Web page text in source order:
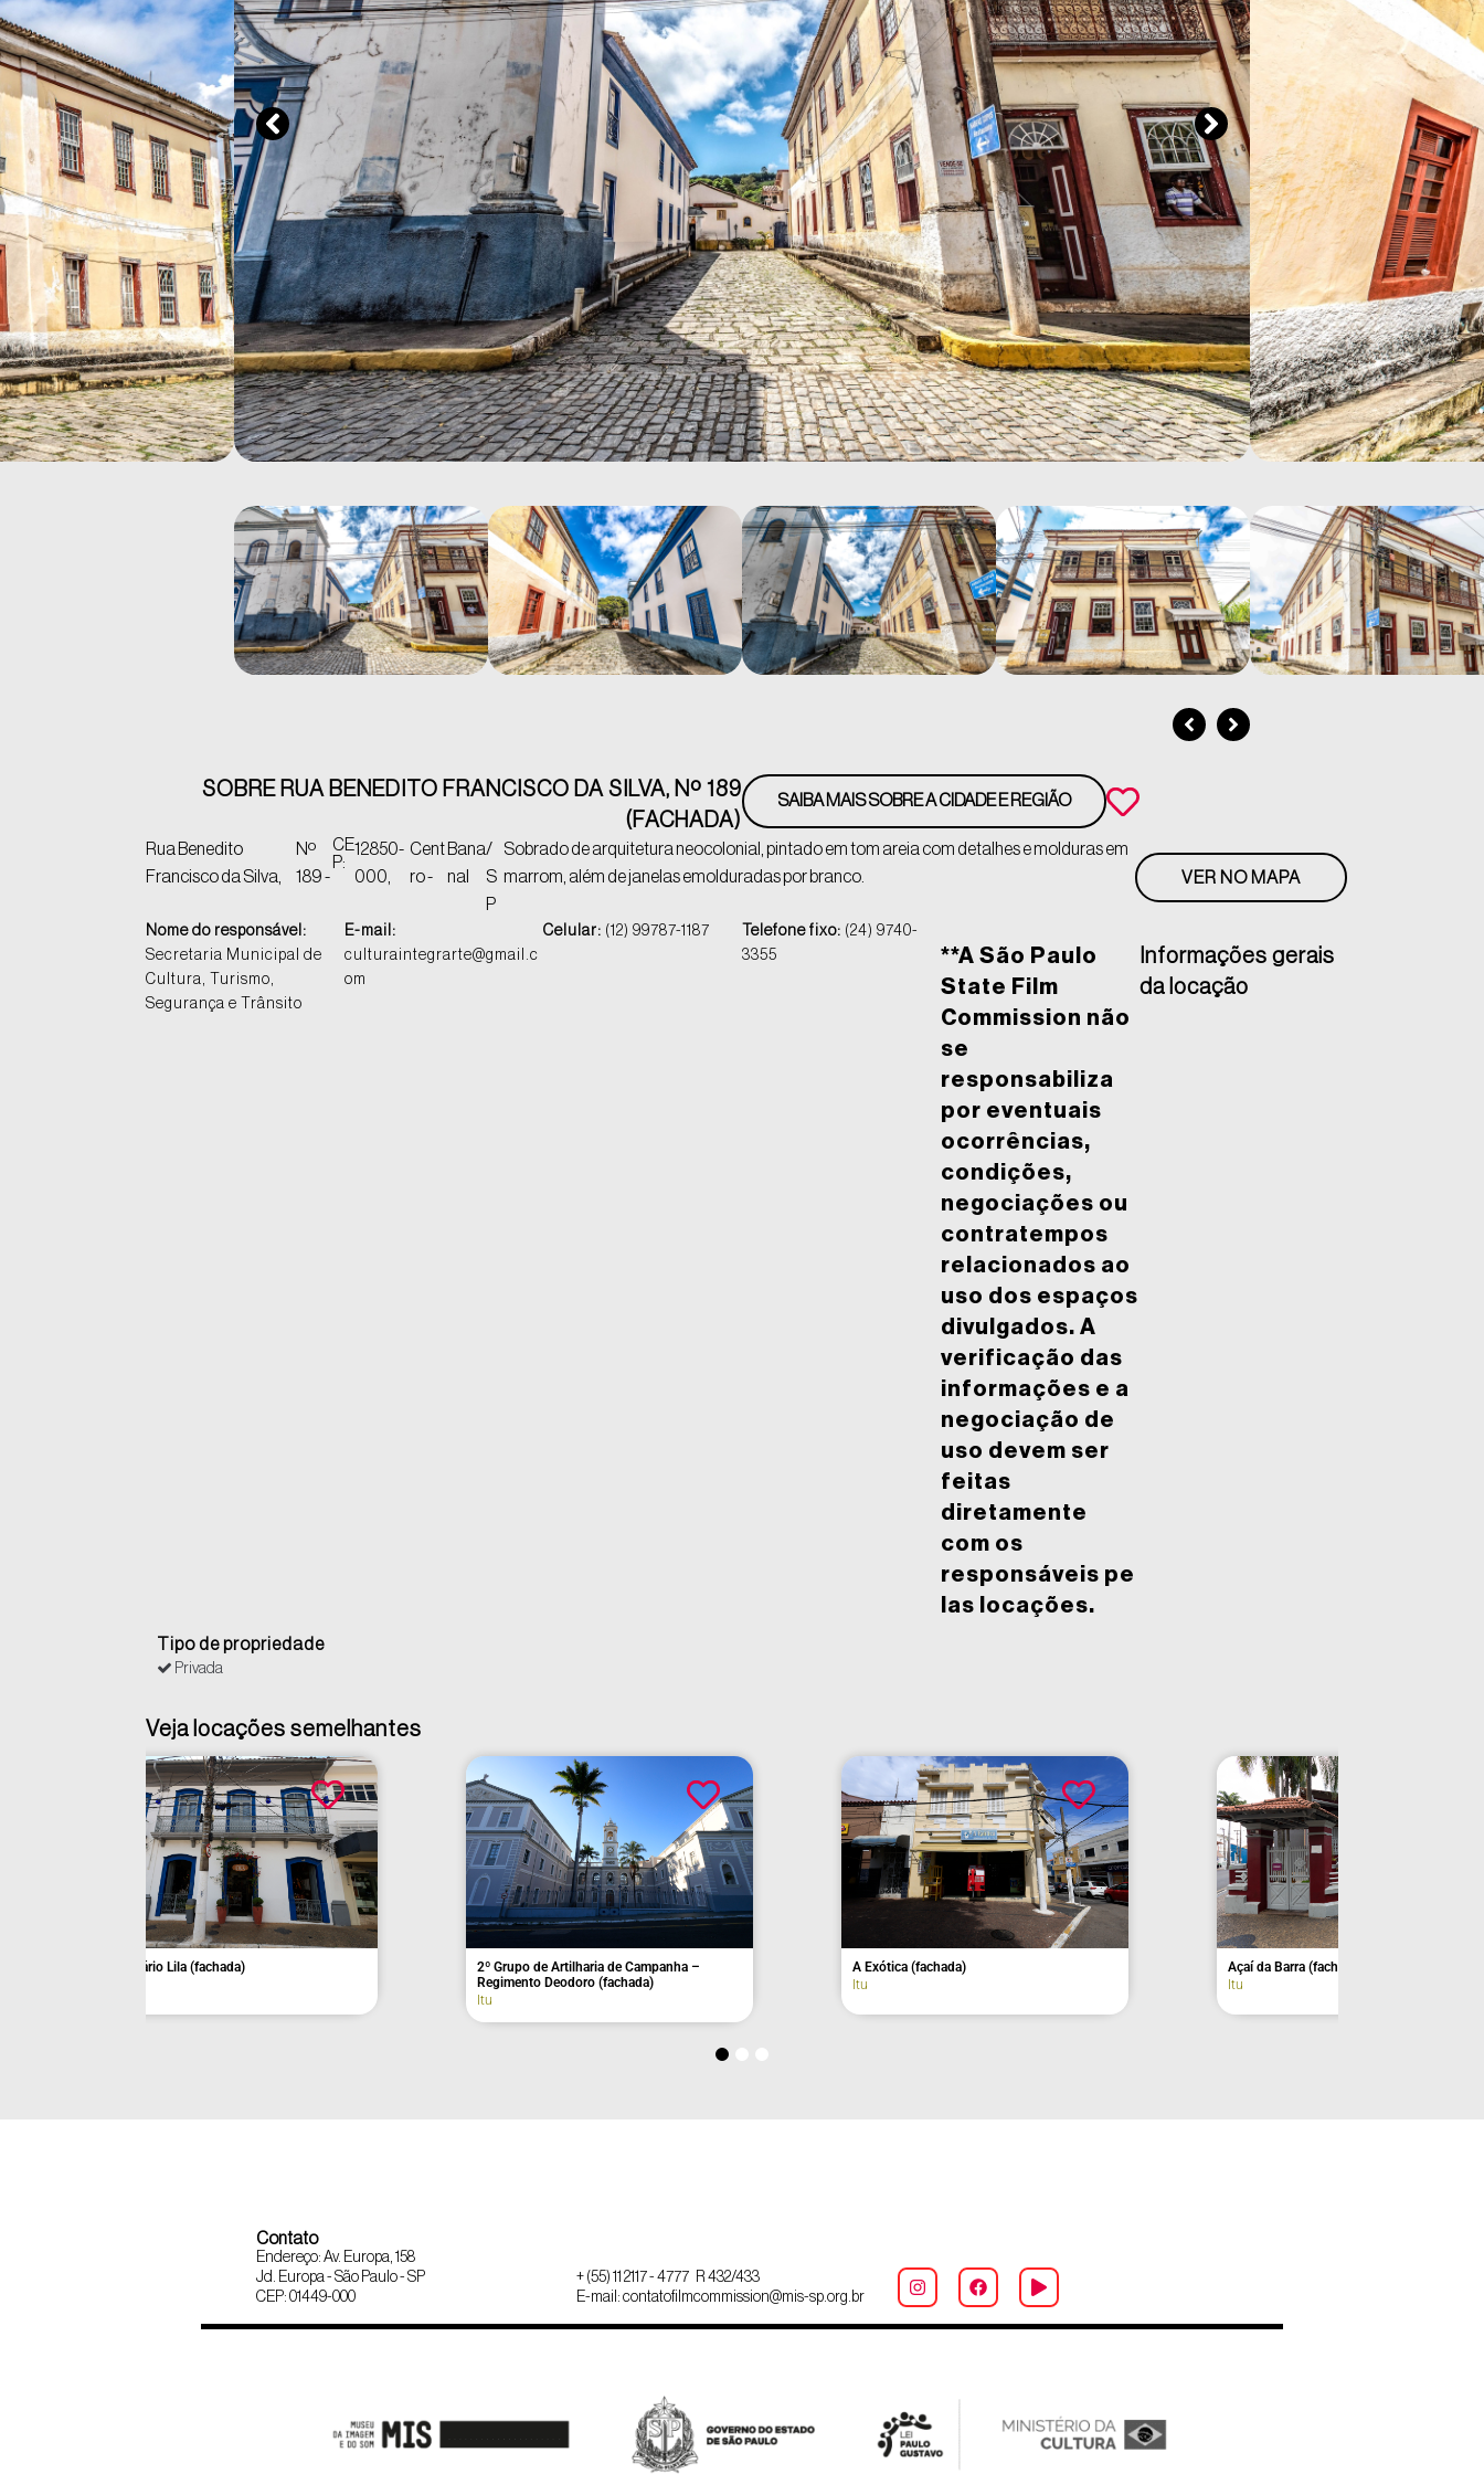
SOBRE RUA BENEDITO FRANCISCO DA SILVA, Nº 189
(FACHADA)
SAIBA MAIS SOBRE A CIDADE E REGIÃO
Rua Benedito
Francisco da Silva,
Nº
189 -
CE
P:
12850-
000,
Cent
ro -
Bana
nal
/
S
P
Sobrado de arquitetura neocolonial, pintado em tom areia com detalhes e molduras em
marrom, além de janelas emolduradas por branco.
VER NO MAPA
Nome do responsável:
Secretaria Municipal de
Cultura, Turismo,
Segurança e Trânsito
E-mail:
culturaintegrarte@gmail.c
om
Celular: (12) 99787-1187 Telefone fixo: (24) 9740-
3355
**A São Paulo
State Film
Commission não
se
responsabiliza
por eventuais
ocorrências,
condições,
negociações ou
contratempos
relacionados ao
uso dos espaços
divulgados. A
verificação das
informações e a
negociação de
uso devem ser
feitas
diretamente
com os
responsáveis pe
las locações.
Informações gerais
da locação
Tipo de propriedade
Privada
Veja locações semelhantes
Açaí da Barra (fachada)
Antiga Câmara Municipal (fachada)
Antiga Casa Toledo Aranha (fachada)
Antiga Residência de Euclides da Cunha
Contato
Endereço: Av. Europa, 158
Jd. Europa - São Paulo - SP
CEP: 01449-000
+ (55) 11 2117 - 4777 R 432/433
E-mail: contatofilmcommission@mis-sp.org.br